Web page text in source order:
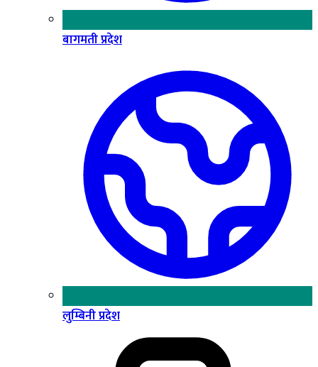
बागमती प्रदेश
लुम्बिनी प्रदेश